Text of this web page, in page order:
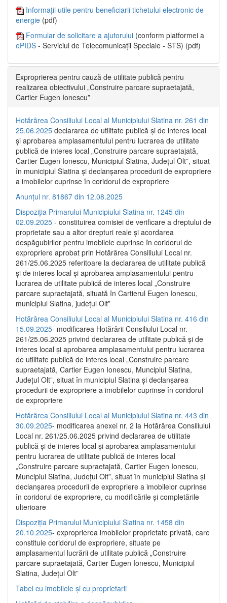
Informații utile pentru beneficiarii tichetului electronic de
energie (pdf)
Formular de solicitare a ajutorului (conform platformei a
ePIDS - Serviciul de Telecomunicații Speciale - STS) (pdf)
Exproprierea pentru cauză de utilitate publică pentru
realizarea obiectivului „Construire parcare supraetajată,
Cartier Eugen Ionescu”
Hotărârea Consiliului Local al Municipiului Slatina nr. 261 din
25.06.2025 declararea de utilitate publică și de interes local
și aprobarea amplasamentului pentru lucrarea de utilitate
publică de interes local „Construire parcare supraetajată,
Cartier Eugen Ionescu, Municipiul Slatina, Județul Olt”, situat
în municipiul Slatina și declanșarea procedurii de expropriere
a imobilelor cuprinse în coridorul de expropriere
Anunțul nr. 81867 din 12.08.2025
Dispoziția Primarului Municipiului Slatina nr. 1245 din
02.09.2025 - constituirea comisiei de verificare a dreptului de
proprietate sau a altor drepturi reale și acordarea
despăgubirilor pentru imobilele cuprinse în coridorul de
expropriere aprobat prin Hotărârea Consiliului Local nr.
261/25.06.2025 referitoare la declararea de utilitate publică
și de interes local și aprobarea amplasamentului pentru
lucrarea de utilitate publică de interes local „Construire
parcare supraetajată, situată în Cartierul Eugen Ionescu,
municipiul Slatina, județul Olt”
Hotărârea Consiliului Local al Municipiului Slatina nr. 416 din
15.09.2025- modificarea Hotărârii Consiliului Local nr.
261/25.06.2025 privind declararea de utilitate publică și de
interes local și aprobarea amplasamentului pentru lucrarea
de utilitate publică de interes local „Construire parcare
supraetajată, Cartier Eugen Ionescu, Muncipiul Slatina,
Județul Olt”, situat în municipiul Slatina și declanșarea
procedurii de expropriere a imobilelor cuprinse în coridorul
de expropriere
Hotărârea Consiliului Local al Municipiului Slatina nr. 443 din
30.09.2025- modificarea anexei nr. 2 la Hotărârea Consiliului
Local nr. 261/25.06.2025 privind declararea de utilitate
publică şi de interes local şi aprobarea amplasamentului
pentru lucrarea de utilitate publică de interes local
„Construire parcare supraetajată, Cartier Eugen Ionescu,
Muncipiul Slatina, Judeţul Olt”, situat în municipiul Slatina şi
declanşarea procedurii de expropriere a imobilelor cuprinse
în coridorul de expropriere, cu modificările şi completările
ulterioare
Dispoziția Primarului Municipiului Slatina nr. 1458 din
20.10.2025- exproprierea imobilelor proprietate privată, care
constituie coridorul de expropriere, situate pe
amplasamentul lucrării de utilitate publică „Construire
parcare supraetajată, Cartier Eugen Ionescu, Municipiul
Slatina, Județul Olt”
Tabel cu imobilele și cu proprietarii